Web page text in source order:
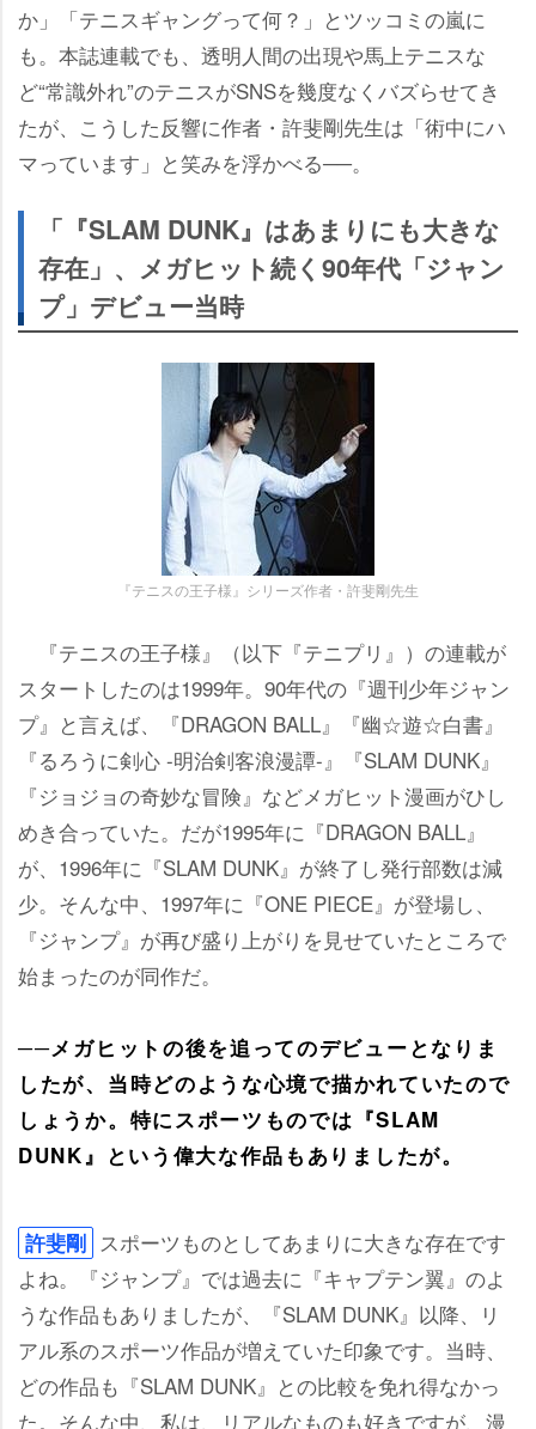
か」「テニスギャングって何？」とツッコミの嵐に
も。本誌連載でも、透明人間の出現や馬上テニスな
ど“常識外れ”のテニスがSNSを幾度なくバズらせてき
たが、こうした反響に作者・許斐剛先生は「術中にハ
マっています」と笑みを浮かべる──。
「『SLAM DUNK』はあまりにも大きな
存在」、メガヒット続く90年代「ジャン
プ」デビュー当時
『テニスの王子様』シリーズ作者・許斐剛先生
『テニスの王子様』（以下『テニプリ』）の連載が
スタートしたのは1999年。90年代の『週刊少年ジャン
プ』と言えば、『DRAGON BALL』『幽☆遊☆白書』
『るろうに剣心 -明治剣客浪漫譚-』『SLAM DUNK』
『ジョジョの奇妙な冒険』などメガヒット漫画がひし
めき合っていた。だが1995年に『DRAGON BALL』
が、1996年に『SLAM DUNK』が終了し発行部数は減
少。そんな中、1997年に『ONE PIECE』が登場し、
『ジャンプ』が再び盛り上がりを見せていたところで
始まったのが同作だ。
──メガヒットの後を追ってのデビューとなりま
したが、当時どのような心境で描かれていたので
しょうか。特にスポーツものでは『SLAM
DUNK』という偉大な作品もありましたが。
許斐剛 スポーツものとしてあまりに大きな存在です
よね。『ジャンプ』では過去に『キャプテン翼』のよ
うな作品もありましたが、『SLAM DUNK』以降、リ
アル系のスポーツ作品が増えていた印象です。当時、
どの作品も『SLAM DUNK』との比較を免れ得なかっ
た。そんな中、私は、リアルなものも好きですが、漫